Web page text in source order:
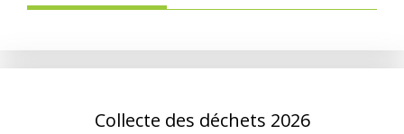
Collecte des déchets 2026